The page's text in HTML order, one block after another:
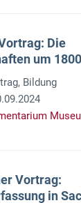
Die
um 1800
Bildung
Vortrag:
in